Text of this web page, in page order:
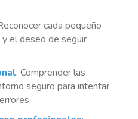
cada pequeño
y el deseo de seguir
: Comprender las
seguro para intentar